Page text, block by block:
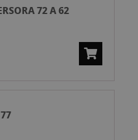
72 A 62